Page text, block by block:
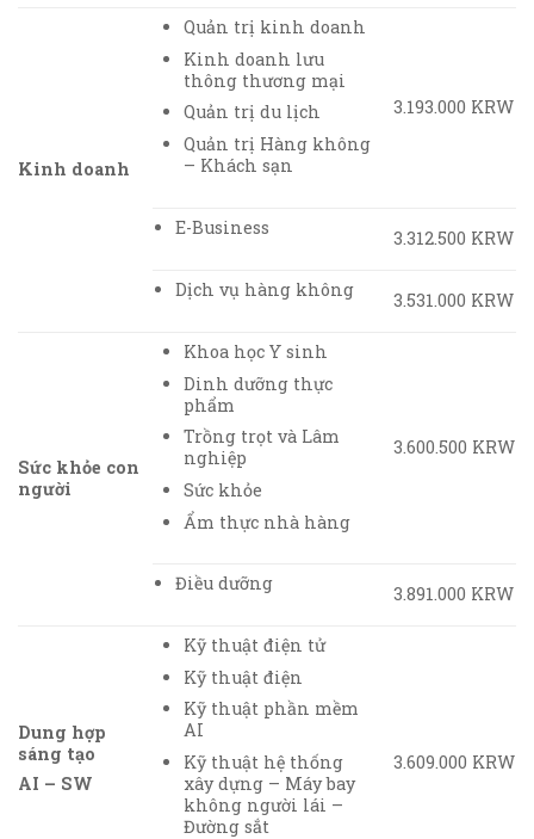
Kinh doanh
Quản trị kinh doanh
Kinh doanh lưu
thông thương mại
Quản trị du lịch
Quản trị Hàng không
– Khách sạn
3.193.000 KRW
E-Business 3.312.500 KRW
Dịch vụ hàng không 3.531.000 KRW
Sức khỏe con
người
Khoa học Y sinh
Dinh dưỡng thực
phẩm
Trồng trọt và Lâm
nghiệp
Sức khỏe
Ẩm thực nhà hàng
3.600.500 KRW
Điều dưỡng 3.891.000 KRW
Dung hợp
sáng tạo
AI – SW
Kỹ thuật điện tử
Kỹ thuật điện
Kỹ thuật phần mềm
AI
Kỹ thuật hệ thống
xây dựng – Máy bay
không người lái –
Đường sắt
3.609.000 KRW